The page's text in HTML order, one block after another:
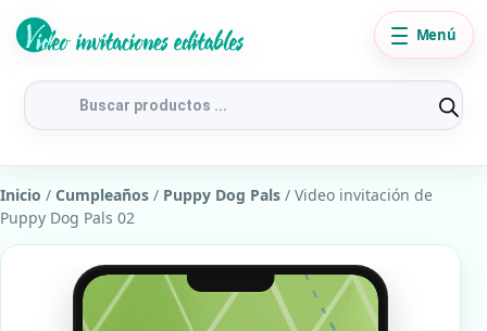
Búsqueda
productos
Menú
Inicio / Cumpleaños / Puppy Dog Pals / Video invitación de
Puppy Dog Pals 02